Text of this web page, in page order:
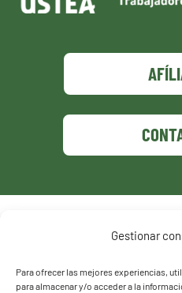
Gestionar
Para ofrecer las mejores experiencias,
para almacenar y/o acceder a la
Política de